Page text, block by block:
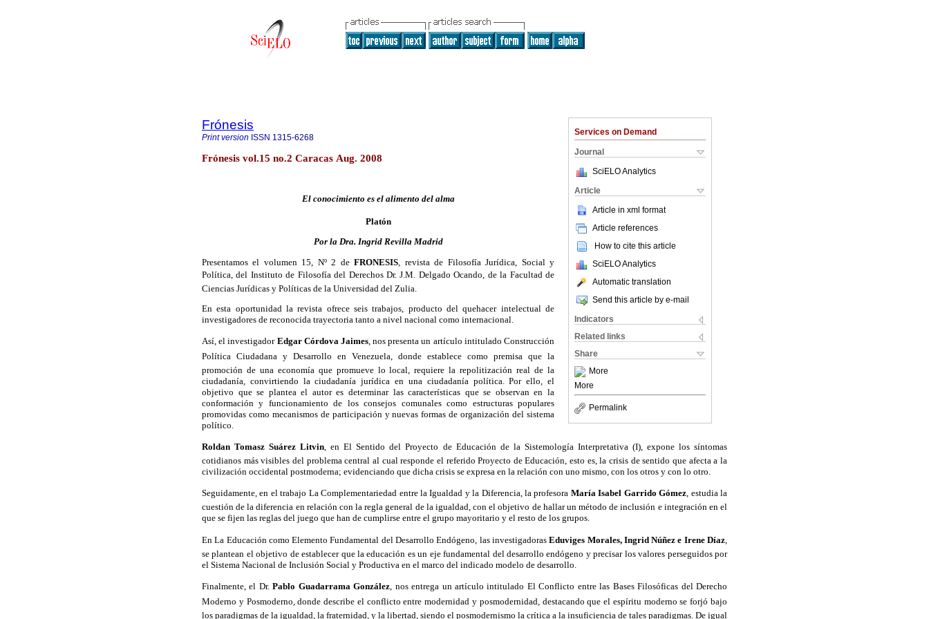
Services on Demand
Journal
SciELO Analytics
Article
Article in xml format
Article references
How to cite this article
SciELO Analytics
Automatic translation
Send this article by e-mail
Indicators
Related links
Share
More
More
Permalink
Frónesis
Print version ISSN 1315-6268
Frónesis vol.15 no.2 Caracas Aug. 2008
El conocimiento es el alimento del alma
Platón
Por la Dra. Ingrid Revilla Madrid
Presentamos el volumen 15, Nº 2 deFRONESIS , revista de Filosofía Jurídica, Social y
Política, del Instituto de Filosofía del Derechos Dr. J.M. Delgado Ocando, de la Facultad de
Ciencias Jurídicas y Políticas de la Universidad del Zulia.
En esta oportunidad la revista ofrece seis trabajos, producto del quehacer intelectual de
investigadores de reconocida trayectoria tanto a nivel nacional como internacional.
Así, el investigador Edgar Córdova Jaimes, nos presenta un artículo intitulado Construcción
Política Ciudadana y Desarrollo en Venezuela, donde establece como premisa que la
promoción de una economía que promueve lo local, requiere la repolitización real de la
ciudadanía, convirtiendo la ciudadanía jurídica en una ciudadanía política. Por ello, el
objetivo que se plantea el autor es determinar las características que se observan en la
conformación y funcionamiento de los consejos comunales como estructuras populares
promovidas como mecanismos de participación y nuevas formas de organización del sistema
político.
Roldan Tomasz Suárez Litvin, en El Sentido del Proyecto de Educación de la Sistemología Interpretativa (I), expone los síntomas
cotidianos más visibles del problema central al cual responde el referido Proyecto de Educación, esto es, la crisis de sentido que afecta a la
civilización occidental postmoderna; evidenciando que dicha crisis se expresa en la relación con uno mismo, con los otros y con lo otro.
Seguidamente, en el trabajo La Complementariedad entre la Igualdad y la Diferencia, la profesora María Isabel Garrido Gómez, estudia la
cuestión de la diferencia en relación con la regla general de la igualdad, con el objetivo de hallar un método de inclusión e integración en el
que se fijen las reglas del juego que han de cumplirse entre el grupo mayoritario y el resto de los grupos.
En La Educación como Elemento Fundamental del Desarrollo Endógeno, las investigadorasEduviges Morales, Ingrid Núñez e Irene Díaz
se plantean el objetivo de establecer que la educación es un eje fundamental del desarrollo endógeno y precisar los valores perseguidos por
el Sistema Nacional de Inclusión Social y Productiva en el marco del indicado modelo de desarrollo.
Finalmente, el Dr.Pablo Guadarrama González , nos entrega un artículo intitulado El Conflicto entre las Bases Filosóficas del Derecho
Moderno y Posmoderno, donde describe el conflicto entre modernidad y posmodernidad, destacando que el espíritu moderno se forjó bajo
los paradigmas de la igualdad, la fraternidad, y la libertad, siendo el posmodernismo la crítica a la insuficiencia de tales paradigmas. De igual